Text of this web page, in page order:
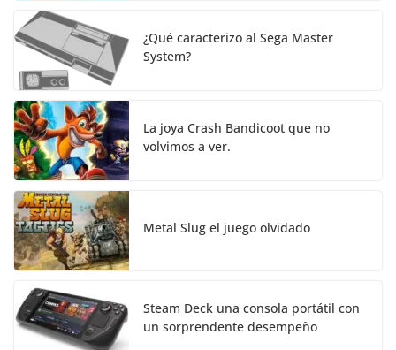
¿Qué caracterizo al Sega Master
System?
La joya Crash Bandicoot que no
volvimos a ver.
Metal Slug el juego olvidado
Steam Deck una consola portátil con
un sorprendente desempeño